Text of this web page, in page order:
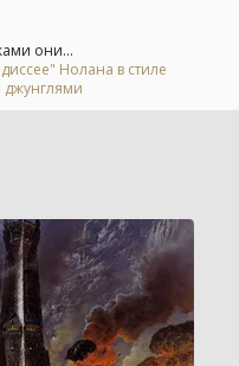
они...
Нолана в стиле
джунглями